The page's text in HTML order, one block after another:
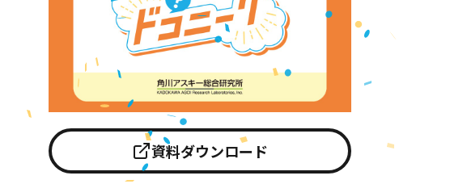
資料ダウンロード